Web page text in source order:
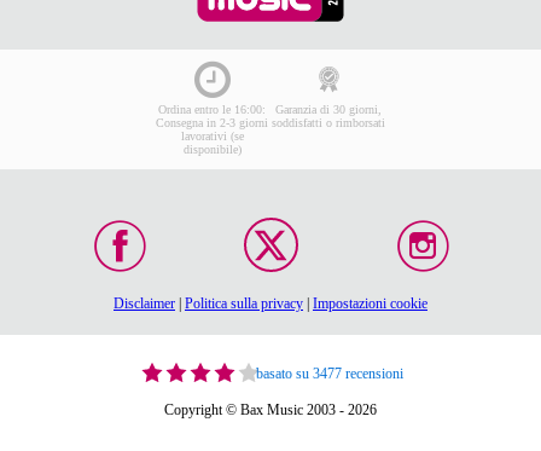
Ordina entro le 16:00:
Consegna in 2-3 giorni
lavorativi (se
disponibile)
Garanzia di 30 giorni,
soddisfatti o rimborsati
Disclaimer Politica sulla privacy Impostazioni cookie
basato su 3477 recensioni
Copyright © Bax Music 2003 - 2026